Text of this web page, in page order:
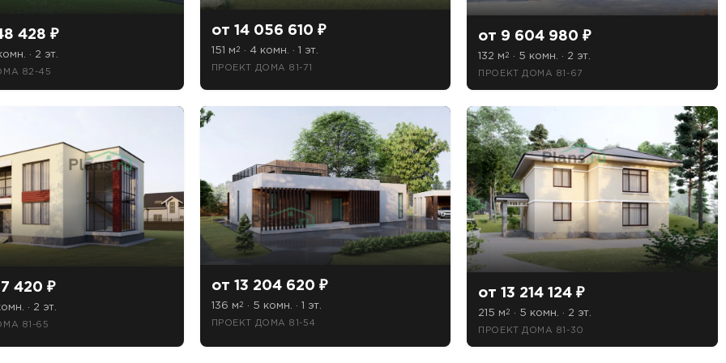
428 ₽
· 2 эт.
82-45
от 14 056 610 ₽
151 м2 · 4 комн. · 1 эт.
ПРОЕКТ ДОМА 81-71
от 9 604 980 ₽
132 м2 · 5 комн. · 2 эт.
ПРОЕКТ ДОМА 81-67
420 ₽
· 2 эт.
81-65
от 13 204 620 ₽
136 м2 · 5 комн. · 1 эт.
ПРОЕКТ ДОМА 81-54
от 13 214 124 ₽
215 м2 · 5 комн. · 2 эт.
ПРОЕКТ ДОМА 81-30